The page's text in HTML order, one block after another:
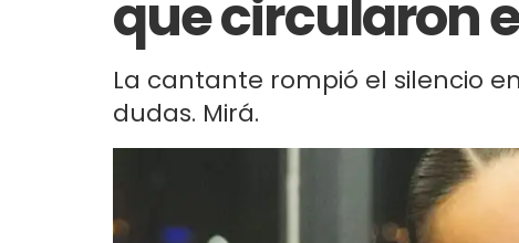
que circularon
La cantante rompió el silencio
dudas. Mirá.